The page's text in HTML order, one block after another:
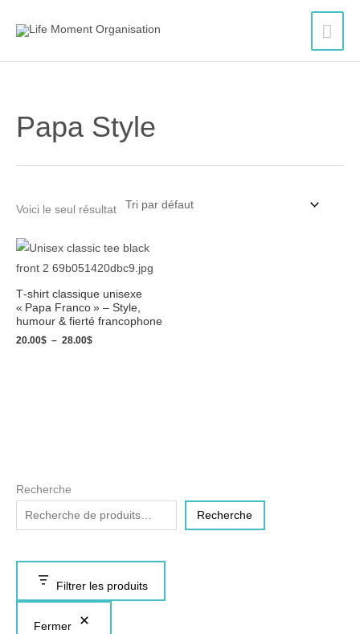
Recherche
Recherche
Filtrer les produits
Fermer
Papa Style
Voici le seul résultat
T‑shirt classique unisexe
« Papa Franco » – Style,
humour & fierté francophone
20.00$ – 28.00$
Plage
prix :
à
28.00$